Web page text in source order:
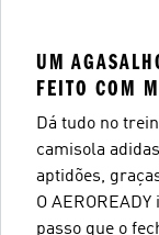
UM
FEITO COM
Dá tudo no
camisola
aptidões,
O
passo que o